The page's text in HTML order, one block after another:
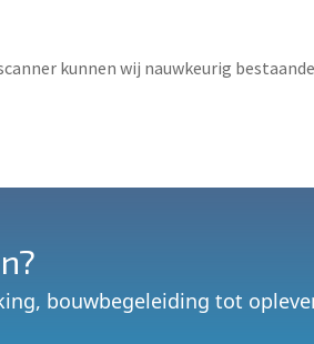
kunnen wij nauwkeurig
bouwbegeleiding tot